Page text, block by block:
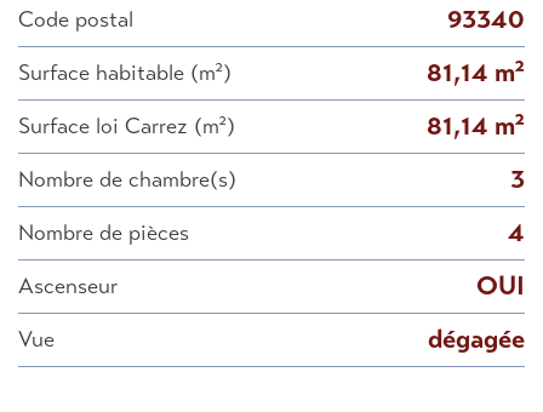
Code postal 93340
Surface habitable (m²) 81,14 m²
Surface loi Carrez (m²) 81,14 m²
Nombre de chambre(s) 3
Nombre de pièces 4
Ascenseur OUI
Vue dégagée